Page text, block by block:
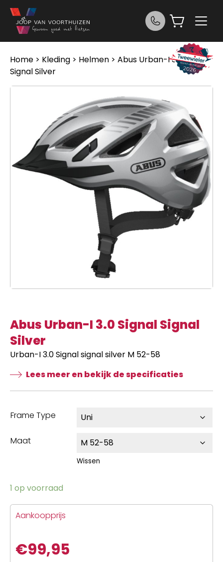
Ga naar de inhoud
Home > Kleding > Helmen > Abus Urban-I 3.0 Signal
Signal Silver
Abus Urban-I 3.0 Signal Signal
Silver
Urban-I 3.0 Signal signal silver M 52-58
Lees meer en bekijk de specificaties
Frame Type
Maat
Wissen
1 op voorraad
Aankoopprijs
€99,95